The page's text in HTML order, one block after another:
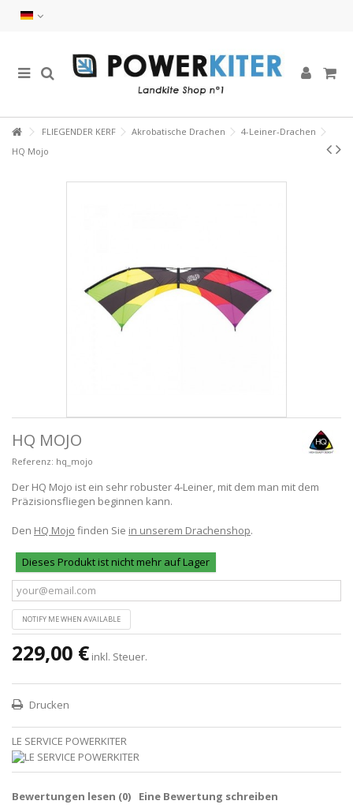
FLIEGENDER KERF Akrobatische Drachen
4-Leiner-Drachen
HQ Mojo
HQ MOJO
Referenz: hq_mojo
Der HQ Mojo ist ein sehr robuster 4-Leiner, mit dem man mit dem
Präzisionsfliegen beginnen kann.
Den HQ Mojo finden Sie in unserem Drachenshop.
Dieses Produkt ist nicht mehr auf Lager
NOTIFY ME WHEN AVAILABLE
229,00 € inkl. Steuer.
Drucken
LE SERVICE POWERKITER
Bewertungen lesen (0) Eine Bewertung schreiben